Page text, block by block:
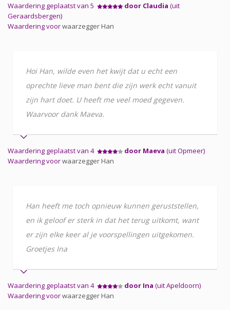
Waardering geplaatst van 5 door Claudia (uit
Geraardsbergen)
Waardering voorwaarzegger Han
Hoi Han, wilde even het kwijt dat u echt een
oprechte lieve man bent die zijn werk echt vanuit
zijn hart doet. U heeft me veel moed gegeven.
Waarvoor dank Maeva.
Waardering geplaatst van 4 door Maeva (uit Opmeer)
Waardering voorwaarzegger Han
Han heeft me toch opnieuw kunnen geruststellen,
en ik geloof er sterk in dat het terug uitkomt, want
er zijn elke keer al je voorspellingen uitgekomen.
Groetjes Ina
Waardering geplaatst van 4 door Ina (uit Apeldoorn)
Waardering voorwaarzegger Han